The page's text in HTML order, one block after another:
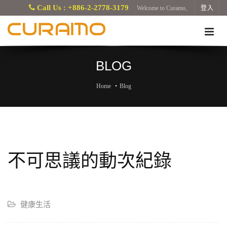
Call Us : +886-2-2778-3179 Welcome to Curamo, 登入
BLOG
Home Blog
不可思議的動次紀錄
健康生活